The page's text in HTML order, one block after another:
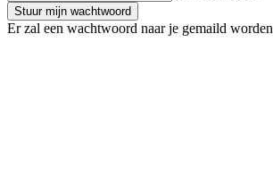
Er zal een wachtwoord naar je gemaild worden